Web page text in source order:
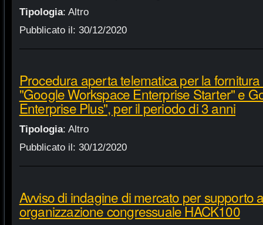
Tipologia: Altro
Pubblicato il: 30/12/2020
Procedura aperta telematica per la
"Google Workspace Enterprise Starter" e
Enterprise Plus", per il periodo di 3 anni
Tipologia: Altro
Pubblicato il: 30/12/2020
Avviso di indagine di mercato per supporto
organizzazione congressuale HACK100